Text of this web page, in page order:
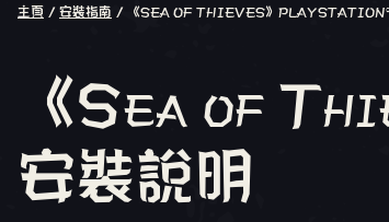
主頁 安裝指南 《SEA OF THIEVES》
《Sea of
安裝說明